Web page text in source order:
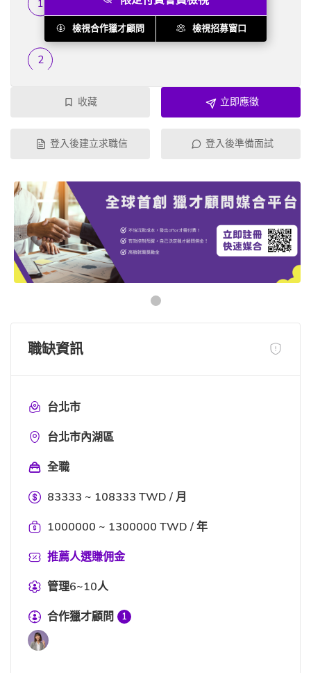
...
檢視合作獵才顧問 檢視招募窗口
收藏 立即應徵
登入後建立求職信 登入後準備面試
職缺資訊
台北市
台北市內湖區
全職
83333 ~ 108333 TWD / 月
1000000 ~ 1300000 TWD / 年
推薦人選賺佣金
管理6~10人
合作獵才顧問
1